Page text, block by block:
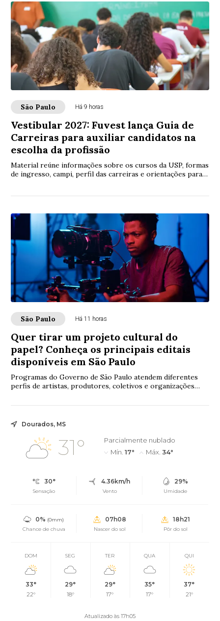
São Paulo Há 9 horas
Vestibular 2027: Fuvest lança Guia de
Carreiras para auxiliar candidatos na
escolha da profissão
Material reúne informações sobre os cursos da USP, formas
de ingresso, campi, perfil das carreiras e orientações para o
São Paulo Há 11 horas
Quer tirar um projeto cultural do
papel? Conheça os principais editais
disponíveis em São Paulo
Programas do Governo de São Paulo atendem diferentes
perfis de artistas, produtores, coletivos e organizações
Dourados, MS
31°
Parcialmente nublado
Mín. 17° Máx. 34°
30°
Sensação
4.36km/h
Vento
29%
Umidade
0% (0mm)
Chance de chuva
07h08
Nascer do sol
18h21
Pôr do sol
DOM
33°
22°
SEG
29°
18°
TER
29°
17°
QUA
35°
17°
QUI
37°
21°
Atualizado às 17h05